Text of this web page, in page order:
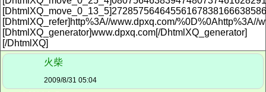
[DhtmlXQ_refer]http%3A//www.dpxq.com/
[DhtmlXQ_generator]www.dpxq.com[/DhtmlXQ_generator]
[/DhtmlXQ]
火柴
2009/8/31 05:04